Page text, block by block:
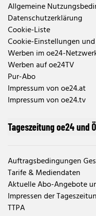
Allgemeine
Datenschutzerklärung
Cookie-Liste
Cookie-Einstellungen
Werben im oe24-
Werben auf oe24TV
Pur-Abo
Impressum von oe24.at
Impressum von oe24.tv
Tageszeitung oe24 und
Auftragsbedingungen
Tarife & Mediendaten
Aktuelle Abo-Angebote
Impressen der
TTPA